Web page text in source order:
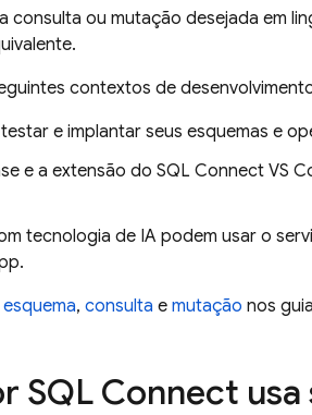
consulta ou mutação desejada em
contextos de
e implantar seus esquemas e
e a extensão do SQL Connect VS
tecnologia de IA podem usar o
esquema, consulta e mutação nos
SQL Connect usa